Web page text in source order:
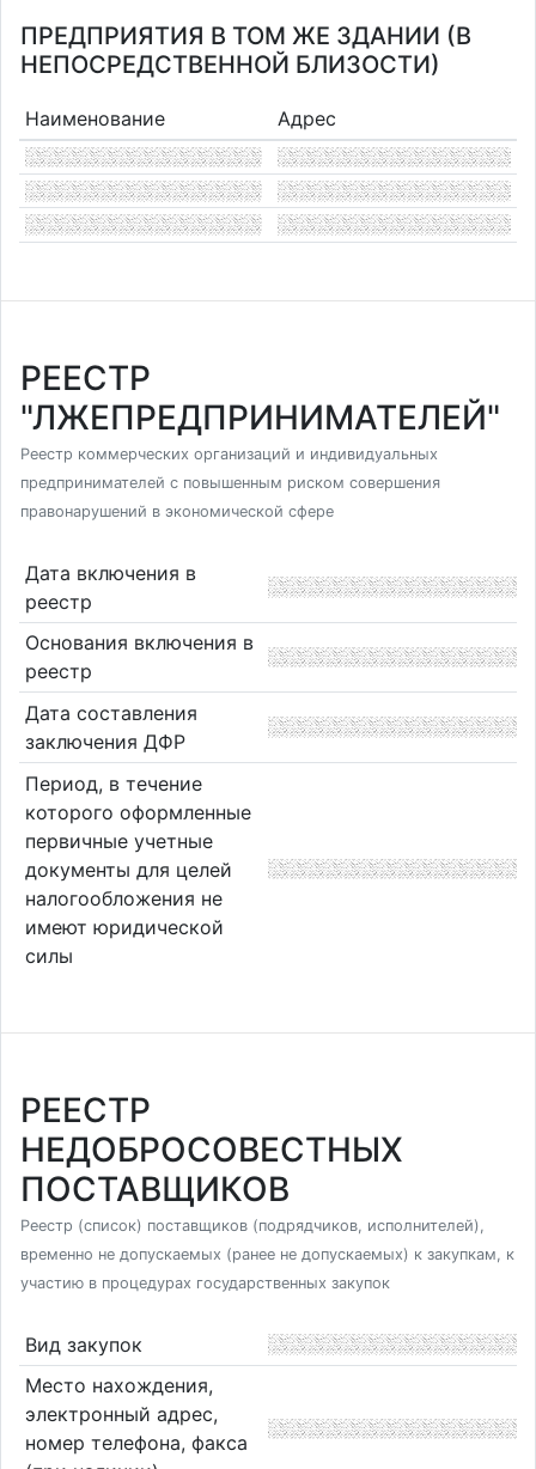
ПРЕДПРИЯТИЯ В ТОМ ЖЕ ЗДАНИИ (В
НЕПОСРЕДСТВЕННОЙ БЛИЗОСТИ)
Наименование Адрес
РЕЕСТР
"ЛЖЕПРЕДПРИНИМАТЕЛЕЙ"
Реестр коммерческих организаций и индивидуальных
предпринимателей с повышенным риском совершения
правонарушений в экономической сфере
Дата включения в
реестр
Основания включения в
реестр
Дата составления
заключения ДФР
Период, в течение
которого оформленные
первичные учетные
документы для целей
налогообложения не
имеют юридической
силы
РЕЕСТР
НЕДОБРОСОВЕСТНЫХ
ПОСТАВЩИКОВ
Реестр (список) поставщиков (подрядчиков, исполнителей),
временно не допускаемых (ранее не допускаемых) к закупкам, к
участию в процедурах государственных закупок
Вид закупок
Место нахождения,
электронный адрес,
номер телефона, факса